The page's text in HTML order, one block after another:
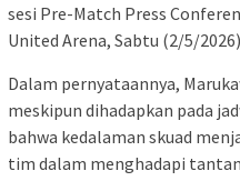
sesi Pre-Match Press
United Arena, Sabtu (2/5/
Dalam pernyataannya,
meskipun dihadapkan pada
bahwa kedalaman skuad
tim dalam menghadapi